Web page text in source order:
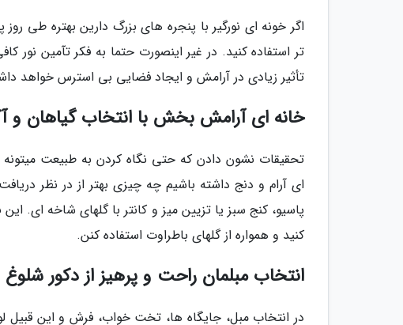
اگر خونه ای نورگیر با پنجره های بزرگ دارین بهتره طی
تر استفاده کنید. در غیر اینصورت حتما به فکر تآمین نور
تأثیر زیادی در آرامش و ایجاد فضایی بی استرس خواهد
خانه ای آرامش بخش با انتخاب گیاهان و
تحقیقات نشون دادن که حتی نگاه کردن به طبیعت
ای آرام و دنج داشته باشیم چه چیزی بهتر از در نظر
پاسیو، کنج سبز یا تزیین میز و کانتر با گلهای شاخه ای.
کنید و همواره از گلهای باطراوت استفاده کنن.
انتخاب مبلمان راحت و پرهیز از دکور
در انتخاب مبل، جایگاه ها، تخت خواب، فرش و این قبیل